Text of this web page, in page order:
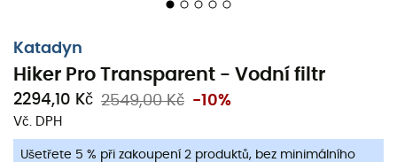
Katadyn
Hiker Pro Transparent - Vodní filtr
2294,10 Kč 2549,00 Kč -10%
Vč. DPH
Ušetřete 5 % při zakoupení 2 produktů, bez minimálního